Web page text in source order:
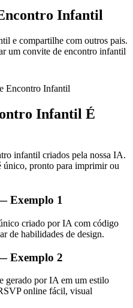
Infantil
e compartilhe com outros pais.
um convite de encontro infantil
Encontro Infantil
Infantil É
infantil criados pela nossa IA.
único, pronto para imprimir ou
Exemplo 1
criado por IA com código
de habilidades de design.
Exemplo 2
gerado por IA em um estilo
online fácil, visual